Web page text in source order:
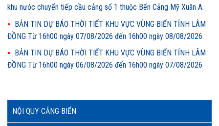
NỘI QUY CẢNG BIỂN
khu nước chuyển tiếp cầu cảng số 1 thuộc Bến Cảng Mỹ Xuân A.
BẢN TIN DỰ BÁO THỜI TIẾT KHU VỰC VÙNG BIỂN TỈNH LÂM
ĐỒNG Từ 16h00 ngày 07/08/2026 đến 16h00 ngày 08/08/2026
BẢN TIN DỰ BÁO THỜI TIẾT KHU VỰC VÙNG BIỂN TỈNH LÂM
ĐỒNG Từ 16h00 ngày 06/08/2026 đến 16h00 ngày 07/08/2026